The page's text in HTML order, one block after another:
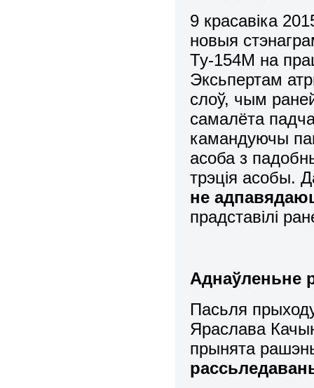
9 красавіка
новыя
Ту-154М на
Эксьпертам
слоў, чым
самалёта
камандуючы
асоба з
трэція асобы.
не
прадставілі
Аднаўленьне
Пасьля
Яраслава
прынята